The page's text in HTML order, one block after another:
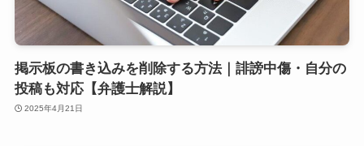
掲示板の書き込みを削除する方法｜誹謗中傷・自分の
投稿も対応【弁護士解説】
2025年4月21日